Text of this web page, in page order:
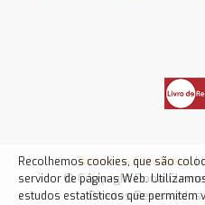
Termos e Condições|
© Copyright Dona
Direitos
Recolhemos cookies, que são
servidor de páginas Web.
estudos estatísticos que permitem